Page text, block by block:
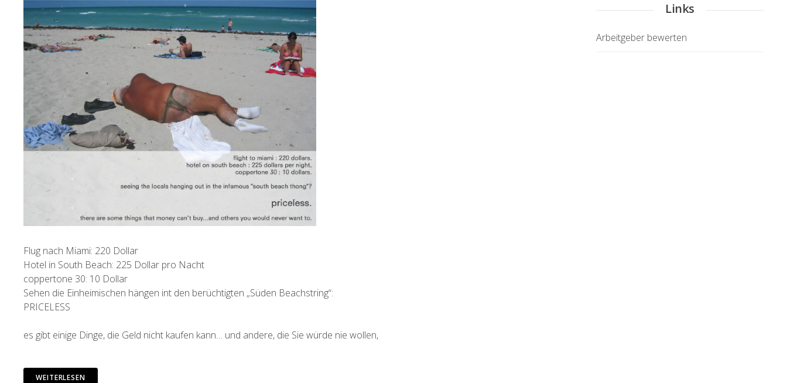
Flug nach Miami: 220 Dollar
Hotel in South Beach: 225 Dollar pro Nacht
coppertone 30: 10 Dollar
Sehen die Einheimischen hängen int den berüchtigten „Süden Beachstring“:
PRICELESS
es gibt einige Dinge, die Geld nicht kaufen kann… und andere, die Sie würde nie wollen,
WEITERLESEN
Links
Arbeitgeber bewerten